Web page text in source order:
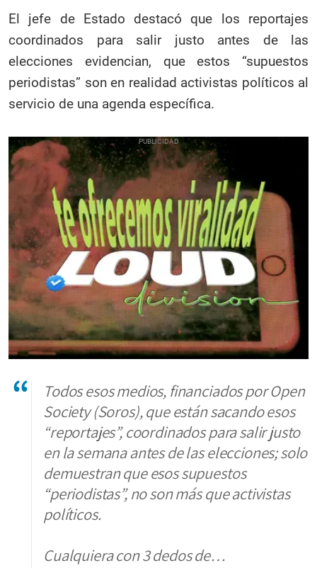
El jefe de Estado destacó que los reportajes
coordinados para salir justo antes de las
elecciones evidencian, que estos “supuestos
periodistas” son en realidad activistas políticos al
servicio de una agenda específica.
Todos esos medios, financiados por Open
Society (Soros), que están sacando esos
“reportajes”, coordinados para salir justo
en la semana antes de las elecciones; solo
demuestran que esos supuestos
“periodistas”, no son más que activistas
políticos.
Cualquiera con 3 dedos de…